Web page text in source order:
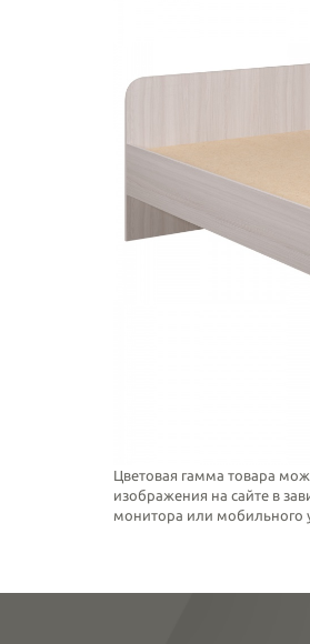
Цветовая гамма товара
изображения на сайте в
монитора или мобильного